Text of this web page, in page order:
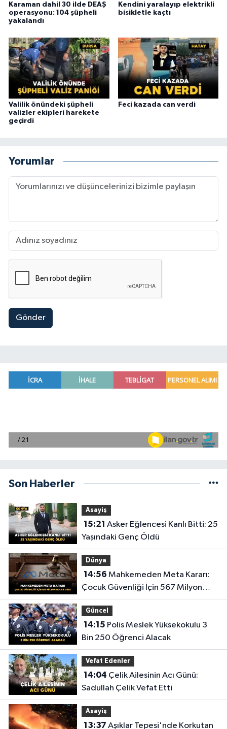
Karaman dahil 30 ilde DEAŞ
operasyonu: 104 şüpheli
yakalandı
Kendini yaralayıp elektrikli
bisikletle kaçtı
Valilik önündeki şüpheli
valizler ekipleri harekete
geçirdi
Feci kazada can verdi
Yorumlar
Gönder
Son Haberler
Asayiş
15:21
Yaşındaki Genç Öldü
Dünya
14:56
Çocuk Güvenliği İçin 567 Milyon
Dolar Ceza
Güncel
14:15
Bin 250 Öğrenci Alacak
Vefat Edenler
14:04
Sadullah Çelik Vefat Etti
Asayiş
13:37